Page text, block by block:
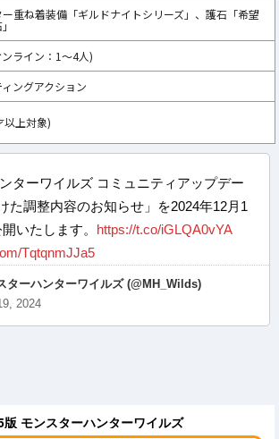
ー重ね着装備「ギルドナイトシリーズ」、護石「希望
ライン：1～4人)
ングアクション
以上対象)
ターワイルズ コミュニティアップデー
た調整内容のお知らせ」を2024年12月1
いたします。 https://t.co/iGLQA0vYA
TqtqnmJJa5
スターハンターワイルズ (@MH_Wilds)
2024
版 モンスターハンターワイルズ